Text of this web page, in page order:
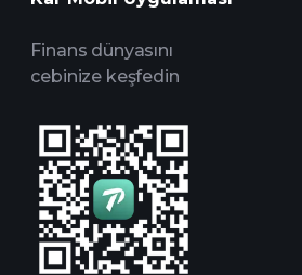
Finans dünyasını
cebinize keşfedin